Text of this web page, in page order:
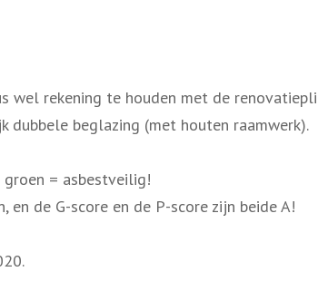
wel rekening te houden met de
beglazing (met houten raamwerk).
= asbestveilig!
de G-score en de P-score zijn beide A!